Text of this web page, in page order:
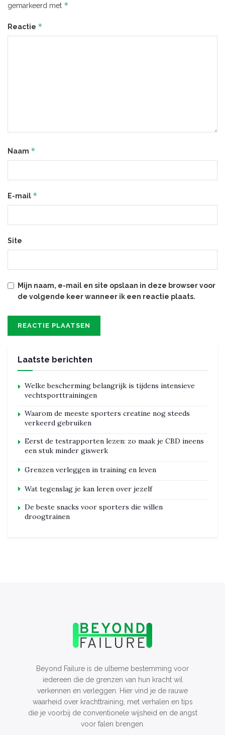
gemarkeerd met *
Reactie *
Naam *
E-mail *
Site
Mijn naam, e-mail en site opslaan in deze browser voor
de volgende keer wanneer ik een reactie plaats.
Laatste berichten
Welke bescherming belangrijk is tijdens intensieve
vechtsporttrainingen
Waarom de meeste sporters creatine nog steeds
verkeerd gebruiken
Eerst de testrapporten lezen: zo maak je CBD ineens
een stuk minder giswerk
Grenzen verleggen in training en leven
Wat tegenslag je kan leren over jezelf
De beste snacks voor sporters die willen
droogtrainen
Beyond Failure is de ultieme bestemming voor
iedereen die de grenzen van hun kracht wil
verkennen en verleggen. Hier vind je de rauwe
waarheid over krachttraining, met verhalen en tips
die je voorbij de conventionele wijsheid en de angst
voor falen brengen.